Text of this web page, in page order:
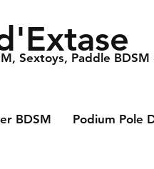
Sextoys, Paddle BDSM
BDSM Podium Pole